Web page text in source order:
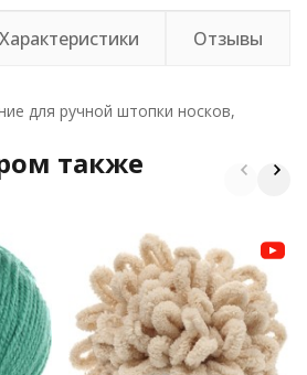
Характеристики Отзывы
для ручной штопки носков,
также